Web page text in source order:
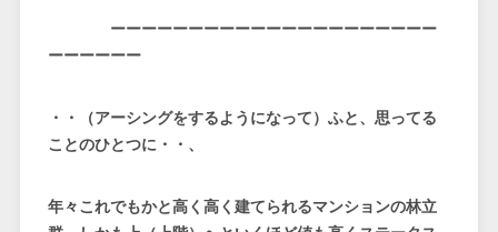
ーーーーーーーーーーーーーーーーーーーーー
ーーーーーー
・・（アーシングをするようになって）ふと、思ってる
ことのひとつに・・、
年々これでもかと高く高く建てられるマンションの林立